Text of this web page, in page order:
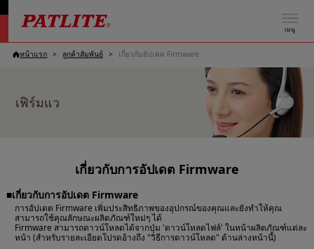
เมนู
หน้าแรก ลูกค้าสัมพันธ์ เกี่ยวกับอัปเดต Firmware
เฟิร์มแว
เกี่ยวกับการอัปเดต Firmware
■เกี่ยวกับการอัปเดต Firmware
การอัปเดต Firmware เพิ่มประสิทธิภาพของอุปกรณ์ของคุณและยังทำให้คุณ
สามารถใช้คุณลักษณะผลิตภัณฑ์ใหม่ๆ ได้
Firmware สามารถดาวน์โหลดได้จากปุ่ม 'ดาวน์โหลดไฟล์' ในหน้าผลิตภัณฑ์แต่ละ
หน้า (สำหรับรายละเอียดโปรดอ้างถึง "วิธีการดาวน์โหลด" ด้านล่างหน้านี้)